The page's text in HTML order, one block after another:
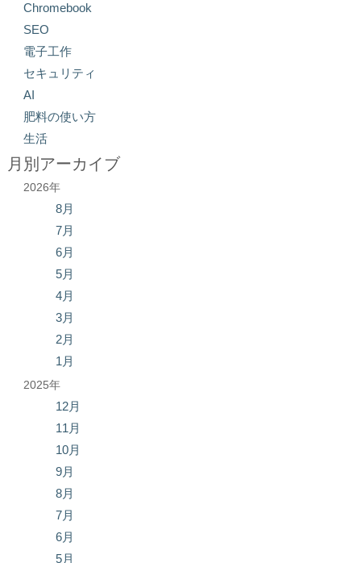
Chromebook
SEO
電子工作
セキュリティ
AI
肥料の使い方
生活
月別アーカイブ
2026年
8月
7月
6月
5月
4月
3月
2月
1月
2025年
12月
11月
10月
9月
8月
7月
6月
5月